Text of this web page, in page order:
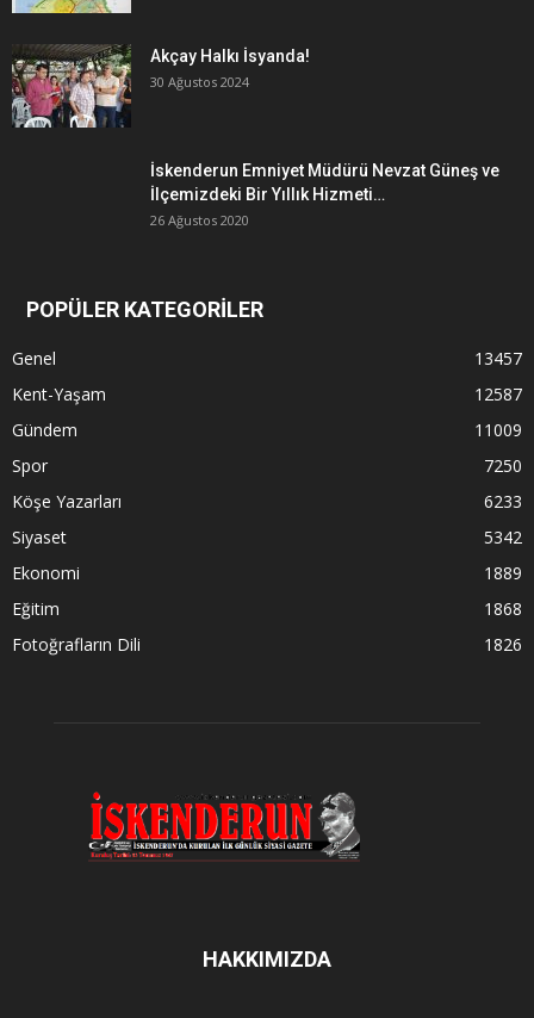
Akçay Halkı İsyanda!
30 Ağustos 2024
İskenderun Emniyet Müdürü Nevzat Güneş ve
İlçemizdeki Bir Yıllık Hizmeti…
26 Ağustos 2020
POPÜLER KATEGORİLER
Genel
13457
Kent-Yaşam
12587
Gündem
11009
Spor
7250
Köşe Yazarları
6233
Siyaset
5342
Ekonomi
1889
Eğitim
1868
Fotoğrafların Dili
1826
HAKKIMIZDA